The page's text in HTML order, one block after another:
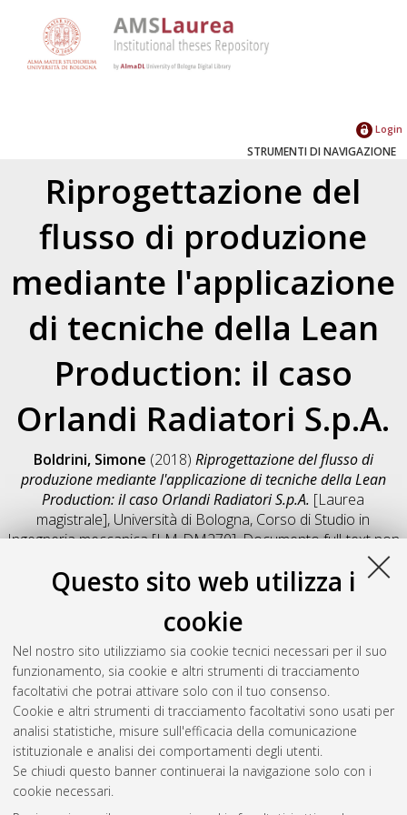
Questo sito web utilizza i
cookie
Nel nostro sito utilizziamo sia cookie tecnici necessari per il suo
funzionamento, sia cookie e altri strumenti di tracciamento
facoltativi che potrai attivare solo con il tuo consenso.
Cookie e altri strumenti di tracciamento facoltativi sono usati per
analisi statistiche, misure sull'efficacia della comunicazione
istituzionale e analisi dei comportamenti degli utenti.
Se chiudi questo banner continuerai la navigazione solo con i
cookie necessari.
Login
STRUMENTI DI NAVIGAZIONE
Riprogettazione del
flusso di produzione
mediante l'applicazione
di tecniche della Lean
Production: il caso
Orlandi Radiatori S.p.A.
Boldrini, Simone (2018) Riprogettazione del flusso di
produzione mediante l'applicazione di tecniche della Lean
Production: il caso Orlandi Radiatori S.p.A. [Laurea
magistrale], Università di Bologna, Corso di Studio in
Ingegneria meccanica [LM-DM270], Documento full-text non
Salva citazione
Condividi
Il full-text non è disponibile per scelta dell'autore. (
Abstract
Altri metadati
Gestione del documento: